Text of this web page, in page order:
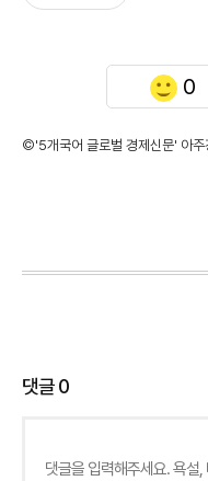
0
©'5개국어 글로벌 경제신문' 아주
댓글0